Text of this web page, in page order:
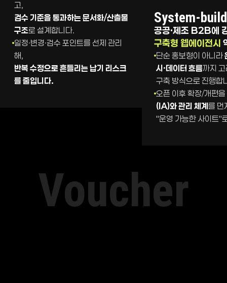
라온비엔피의 5가지 핵심 강점 - 바우처 프로젝트 수행 역량
고,
검수 기준을 통과하는 문서화/산출물
구조로 설계합니다.
일정·변경·검수 포인트를 선제 관리
해,
반복 수정으로 흔들리는 납기 리스크
를 줄입니다.
System-
공공·제조 B2B에
구축형 웹에이전시
단순 홍보형이 아니라
시·데이터 흐름까지
구축 방식으로 진행합
오픈 이후 확장/개편
(IA)와 관리 체계 를 먼
"운영 가능한 사이트"
Voucher